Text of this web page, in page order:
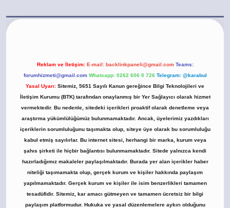
Reklam ve İletişim: E-mail: backlinkpaneli@gmail.com Teams:
forumhizmeti@gmail.com Whatsapp: 0262 606 0 726 Telegram: @karabul
Yasal Uyarı: Sitemiz, 5651 Sayılı Kanun gereğince Bilgi Teknolojileri ve
İletişim Kurumu (BTK) tarafından onaylanmış bir Yer Sağlayıcı olarak hizmet
vermektedir. Bu nedenle, sitedeki içerikleri proaktif olarak denetleme veya
araştırma yükümlülüğümüz bulunmamaktadır. Ancak, üyelerimiz yazdıkları
içeriklerin sorumluluğunu taşımakta olup, siteye üye olarak bu sorumluluğu
kabul etmiş sayılırlar. Bu internet sitesi, herhangi bir marka, kurum veya
şahıs şirketi ile hiçbir bağlantısı bulunmamaktadır. Sitede yalnızca kendi
hazırladığımız makaleler paylaşılmaktadır. Burada yer alan içerikler haber
niteliği taşımamakta olup, gerçek kurum ve kişiler hakkında paylaşım
yapılmamaktadır. Gerçek kurum ve kişiler ile isim benzerlikleri tamamen
tesadüfidir. Sitemiz, kar amacı gütmeyen ve tamamen ücretsiz bir bilgi
paylaşım platformudur. Hukuka ve yasal düzenlemelere aykırı olduğunu